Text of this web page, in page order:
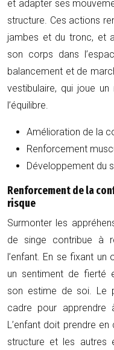
et adapter ses
structure. Ces actions
jambes et du tronc, et
son corps dans
balancement et de
vestibulaire, qui joue
l’équilibre.
Amélioration de la
Renforcement
Développement du
Renforcement de la
risque
Surmonter les
de singe contribue à
l’enfant. En se fixant un
un sentiment de fierté
son estime de soi. Le
cadre pour
L’enfant doit prendre
structure et les autres